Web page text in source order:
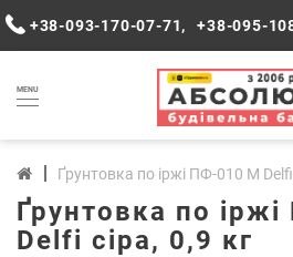
+38-093-170-07-71, +38-095-
MENU
Ґрунтовка по іржі ПФ-010 М Delfi
Ґрунтовка по
Delfi сіра, 0,9 кг